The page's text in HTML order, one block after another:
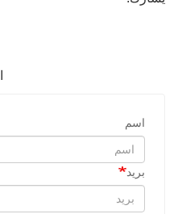
اسم
بريد